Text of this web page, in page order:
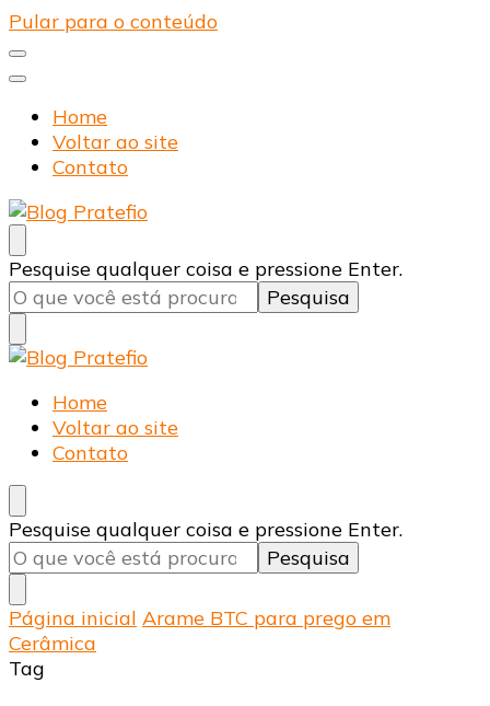
Pular para o conteúdo
Home
Voltar ao site
Contato
Blog Pratefio
Arames e Telas de Qualidade
Procurando
algo?
Pesquise qualquer coisa e pressione Enter.
Blog Pratefio
Arames e Telas de Qualidade
Home
Voltar ao site
Contato
Procurando
algo?
Pesquise qualquer coisa e pressione Enter.
Página inicial Arame BTC para prego em
Cerâmica
Tag